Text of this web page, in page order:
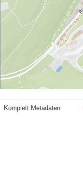
Komplett Metadaten